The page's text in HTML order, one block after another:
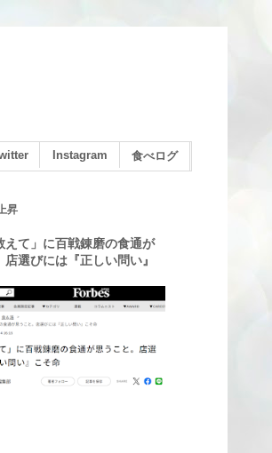
Instagram 食べログ
昇
えて」に百戦錬磨の食通が
選びには『正しい問い』